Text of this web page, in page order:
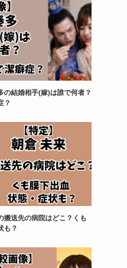
の結婚相手(嫁)は誰で何者？
？
搬送先の病院はどこ？くも
も？